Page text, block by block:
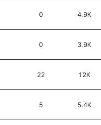
0 4.9K
0 3.9K
22 12K
5 5.4K